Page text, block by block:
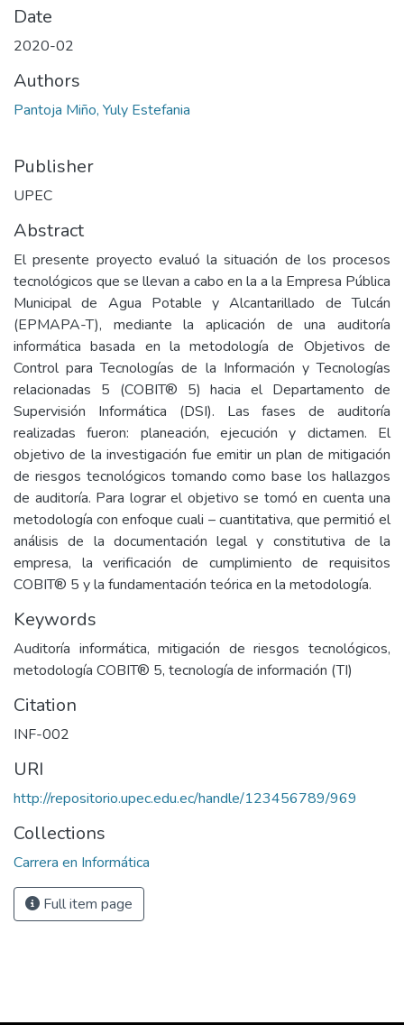
Date
2020-02
Authors
Pantoja Miño, Yuly Estefania
Publisher
UPEC
Abstract
El presente proyecto evaluó la situación de los procesos
tecnológicos que se llevan a cabo en la a la Empresa Pública
Municipal de Agua Potable y Alcantarillado de Tulcán
(EPMAPA-T), mediante la aplicación de una auditoría
informática basada en la metodología de Objetivos de
Control para Tecnologías de la Información y Tecnologías
relacionadas 5 (COBIT® 5) hacia el Departamento de
Supervisión Informática (DSI). Las fases de auditoría
realizadas fueron: planeación, ejecución y dictamen. El
objetivo de la investigación fue emitir un plan de mitigación
de riesgos tecnológicos tomando como base los hallazgos
de auditoría. Para lograr el objetivo se tomó en cuenta una
metodología con enfoque cuali – cuantitativa, que permitió el
análisis de la documentación legal y constitutiva de la
empresa, la verificación de cumplimiento de requisitos
COBIT® 5 y la fundamentación teórica en la metodología.
Keywords
Auditoría informática, mitigación de riesgos tecnológicos,
metodología COBIT® 5, tecnología de información (TI)
Citation
INF-002
URI
http://repositorio.upec.edu.ec/handle/123456789/969
Collections
Carrera en Informática
Full item page